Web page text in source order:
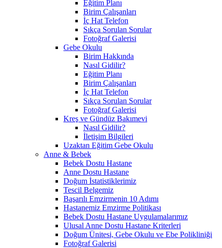
Eğitim Planı
Birim Çalışanları
İç Hat Telefon
Sıkça Sorulan Sorular
Fotoğraf Galerisi
Gebe Okulu
Birim Hakkında
Nasıl Gidilir?
Eğitim Planı
Birim Çalışanları
İç Hat Telefon
Sıkça Sorulan Sorular
Fotoğraf Galerisi
Kreş ve Gündüz Bakımevi
Nasıl Gidilir?
İletişim Bilgileri
Uzaktan Eğitim Gebe Okulu
Anne & Bebek
Bebek Dostu Hastane
Anne Dostu Hastane
Doğum İstatistiklerimiz
Tescil Belgemiz
Başarılı Emzirmenin 10 Adımı
Hastanemiz Emzirme Politikası
Bebek Dostu Hastane Uygulamalarımız
Ulusal Anne Dostu Hastane Kriterleri
Doğum Ünitesi, Gebe Okulu ve Ebe Polikliniği
Fotoğraf Galerisi